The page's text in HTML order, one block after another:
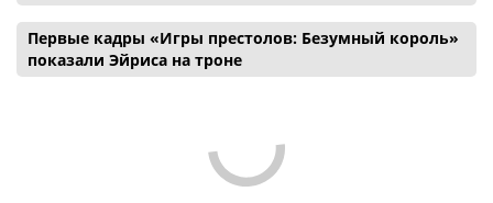
Первые кадры «Игры престолов: Безумный король»
показали Эйриса на троне